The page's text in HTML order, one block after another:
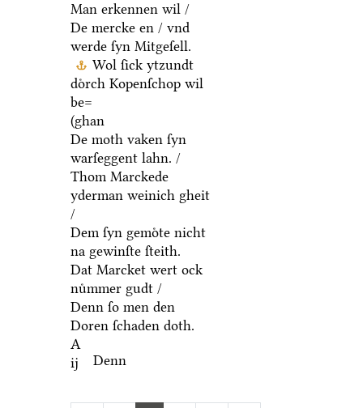
Man erkennen wil /
De mercke en / vnd
werde ſyn Mitgeſell.
Wol ſick ytzundt
doͤrch Kopenſchop wil
be=
(ghan
De moth vaken ſyn
warſeggent lahn. /
Thom Marckede
yderman weinich gheit
/
Dem ſyn gemoͤte nicht
na gewinſte ſteith.
Dat Marcket wert ock
nuͤmmer gudt /
Denn ſo men den
Doren ſchaden doth.
A
ij
Denn